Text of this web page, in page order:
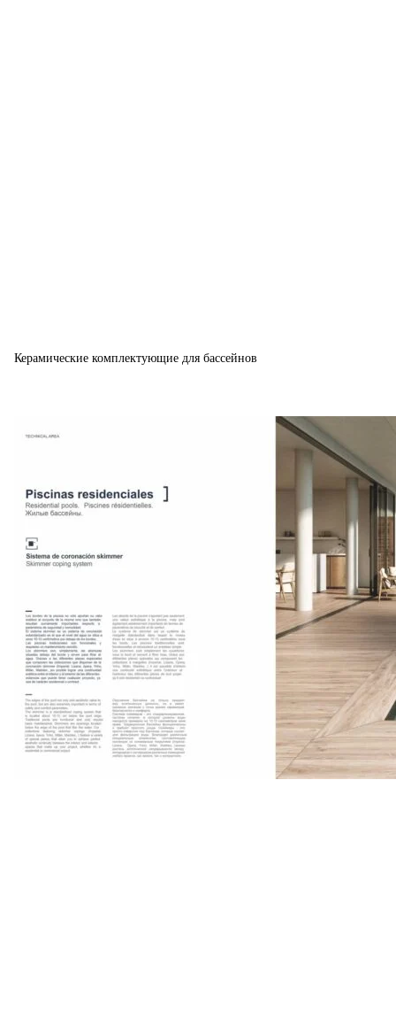
Керамические комплектующие для бассейнов